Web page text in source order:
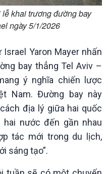
Thế giới
Vấn đề quốc tế
Hồ sơ sự kiện quốc tế
Thế giới & Việt Nam
Biên cương - Một dải vững
bền
khai trương đường bay
ngày 5/1/2026
Yaron Mayer nhấn
bay thẳng Tel Aviv –
ý nghĩa chiến lược
Nam. Đường bay này
địa lý giữa hai quốc
nước đến gần nhau
tác mới trong du lịch,
sáng tạo”.